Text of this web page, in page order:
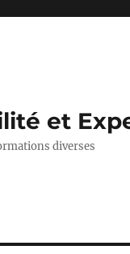
et
diverses